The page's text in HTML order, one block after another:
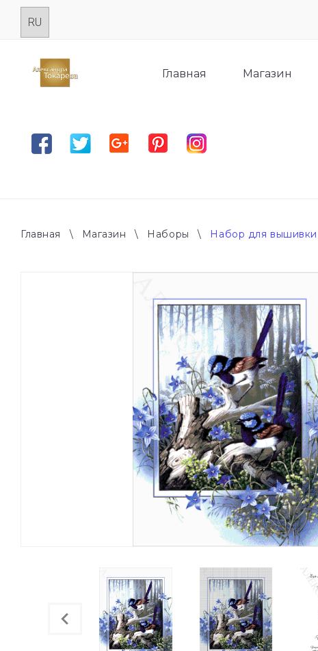
Skip
FacebookTwitterGoogle plus PinterestInstagram
Главная Магазин
Главная \ Магазин \ Наборы \ Набор для